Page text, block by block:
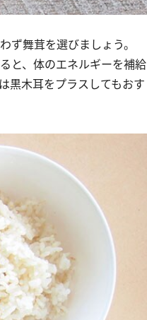
舞茸を選びましょう。
と、体のエネルギーを補給
黒木耳をプラスしてもおす